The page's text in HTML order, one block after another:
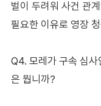
벌이 두려워 사건 관
필요한 이유로 영장
Q4. 모레가 구속 심
은 뭡니까?